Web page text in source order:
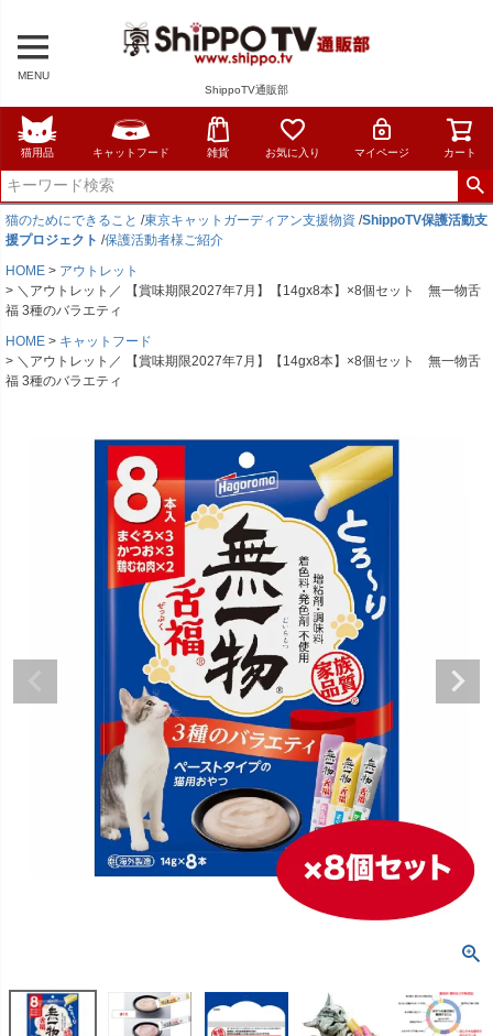
MENU
ShippoTV通販部
猫用品 キャットフード 雑貨 お気に入り マイページ カート
猫のためにできること /東京キャットガーディアン支援物資 /ShippoTV保護活動支
援プロジェクト /保護活動者様ご紹介
HOME
アウトレット
＼アウトレット／ 【賞味期限2027年7月】【14gx8本】×8個セット 無一物舌
福 3種のバラエティ
HOME
キャットフード
＼アウトレット／ 【賞味期限2027年7月】【14gx8本】×8個セット 無一物舌
福 3種のバラエティ